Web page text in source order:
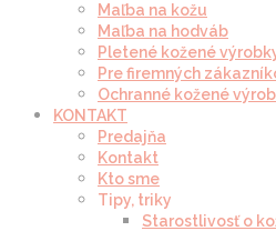
Maľba na kožu
Maľba na hodváb
Pletené kožené
Pre firemných
Ochranné kožené
KONTAKT
Predajňa
Kontakt
Kto sme
Tipy, triky
Starostlivosť o